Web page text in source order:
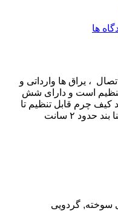
ها
، یراق ها وارداتی و
است و دارای شش
کیف چرم قابل تنظیم تا
۱۲۵ سانت قابلیت تغییر ارتفاع دارد، پهنا بند حدود ۲ سانت
سوخته, گردویی